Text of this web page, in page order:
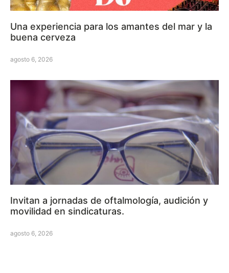
Una experiencia para los amantes del mar y la
buena cerveza
agosto 6, 2026
Invitan a jornadas de oftalmología, audición y
movilidad en sindicaturas.
agosto 6, 2026